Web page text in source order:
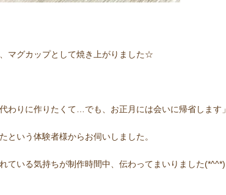
マグカップとして焼き上がりました☆
わりに作りたくて…でも、お正月には会いに帰省します」
という体験者様からお伺いしました。
ている気持ちが制作時間中、伝わってまいりました(*^^*)